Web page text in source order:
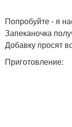
Попробуйте - я
Запеканочка
Добавку просят
Приготовление: